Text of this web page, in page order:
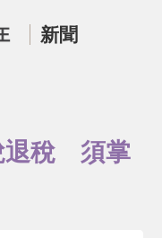
新聞
退稅 須掌